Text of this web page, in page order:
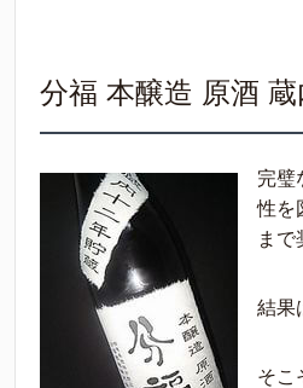
分福 本醸造 原酒
完璧
性を
まで
結果
そこ